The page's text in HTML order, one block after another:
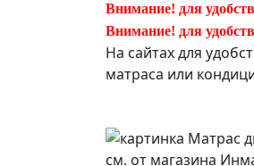
Внимание! для
Внимание! для
На сайтах для
матраса или